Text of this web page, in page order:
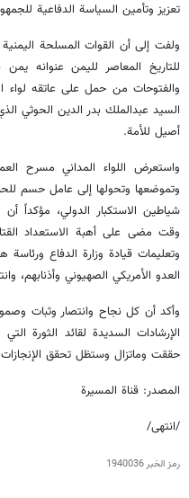
تعزيز وتأمين السياسة الدفاعية
ولفت إلى أن القوات المسلحة
للتاريخ المعاصر لليمن عنوانه
والفتوحات من حمل على عاتقه لواء
السيد عبدالملك بدر الدين الحوثي
أصيل للأمة.
واستعرض اللواء المداني مسرح
وتموضعها وتحولها إلى عامل حسم
شياطين الاستكبار الدولي، مؤكداً
وقت مضى على أهبة الاستعداد
وتعليمات قيادة وزارة الدفاع
العدو الأمريكي الصهيوني وأذنابهم،
وأكد أن كل نجاح وانتصار وثبات
الإرشادات السديدة لقائد الثورة
حققت وماتزال وستظل تحقق
المصدر: قناة المسيرة
/انتهى/
رمز الخبر1940036